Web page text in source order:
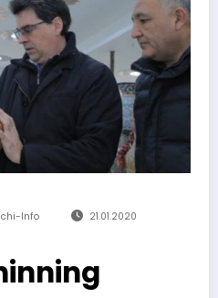
Info 21.01.2020